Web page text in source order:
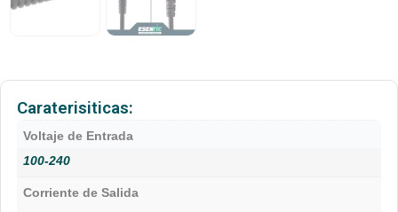
Caraterisiticas:
Voltaje de Entrada
100-240
Corriente de Salida